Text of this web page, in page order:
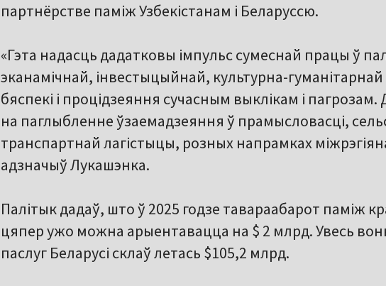
партнёрстве паміж Узбекістанам і Беларуссю.
«Гэта надасць дадатковы імпульс сумеснай працы ў
эканамічнай, інвестыцыйнай, культурна-гуманітарнай
бяспекі і процідзеяння сучасным выклікам і
на паглыбленне ўзаемадзеяння ў прамысловасці,
транспартнай лагістыцы, розных напрамках
адзначыў Лукашэнка.
Палітык дадаў, што ў 2025 годзе тавараабарот паміж
цяпер ужо можна арыентавацца на $ 2 млрд. Увесь
паслуг Беларусі склаў летась $105,2 млрд.